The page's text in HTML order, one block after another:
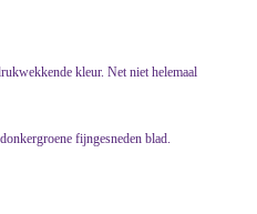
kleur. Net niet helemaal
fijngesneden blad.